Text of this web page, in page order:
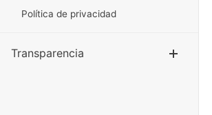
Política de privacidad
Transparencia